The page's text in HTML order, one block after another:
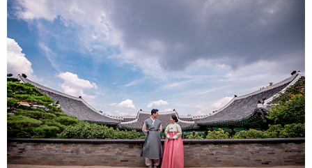
데이트스냅&약혼식 - 신라호텔